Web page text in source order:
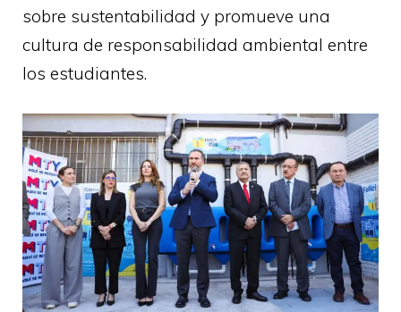
sobre sustentabilidad y promueve una
cultura de responsabilidad ambiental entre
los estudiantes.